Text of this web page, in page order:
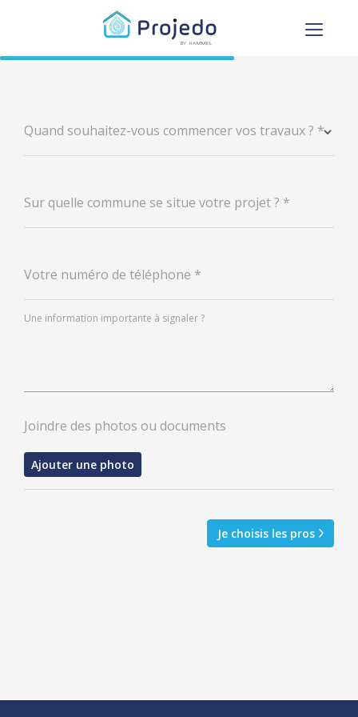
Quand souhaitez-vous commencer vos travaux ? *
Sur quelle commune se situe votre projet ? *
Votre numéro de téléphone *
Une information importante à signaler ?
Joindre des photos ou documents
Ajouter une photo
Je choisis les pros